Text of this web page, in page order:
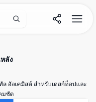
ลัง
ล อัลเคมิสต์ สำหรับเดสก์ท็อปและ
มชัด